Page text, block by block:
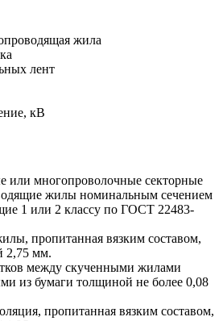
жила
лент
кВ
или многопроволочные секторные
жилы номинальным сечением
1 или 2 классу по ГОСТ 22483-
пропитанная вязким составом,
2,75 мм.
между скученными жилами
из бумаги толщиной не более 0,08
пропитанная вязким составом,